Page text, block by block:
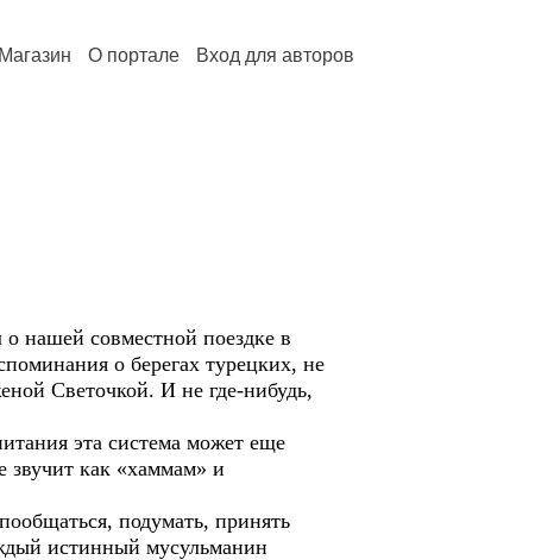
Магазин О портале Вход для авторов
совместной поездке в
о берегах турецких, не
Светочкой. И не где-нибудь,
эта система может еще
звучит как «хаммам» и
подумать, принять
истинный мусульманин